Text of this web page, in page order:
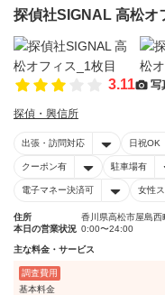
探偵社SIGNAL 高松オ
3.11 写
探偵・興信所
出張・訪問対応 日祝OK
クーポン有 駐車場有
電子マネー決済可 女性
住所
香川県高松市屋島
本日の営業状況 0:00〜24:00
主な料金・サービス
調査費用
基本料金